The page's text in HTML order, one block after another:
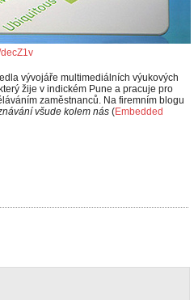
vývojáře multimediálních výukových
žije v indickém Pune a pracuje pro
zaměstnanců. Na firemním blogu
všude kolem nás (Embedded